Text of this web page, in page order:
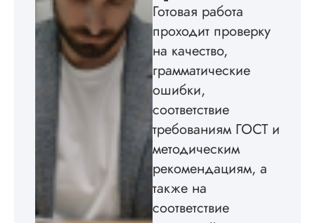
некоторые
изображения
мне. Услугой
бесплатного
Читать полный
Готовая работа
проходит проверку
на качество,
грамматические
ошибки,
соответствие
требованиям ГОСТ и
методическим
рекомендациям, а
также на
соответствие